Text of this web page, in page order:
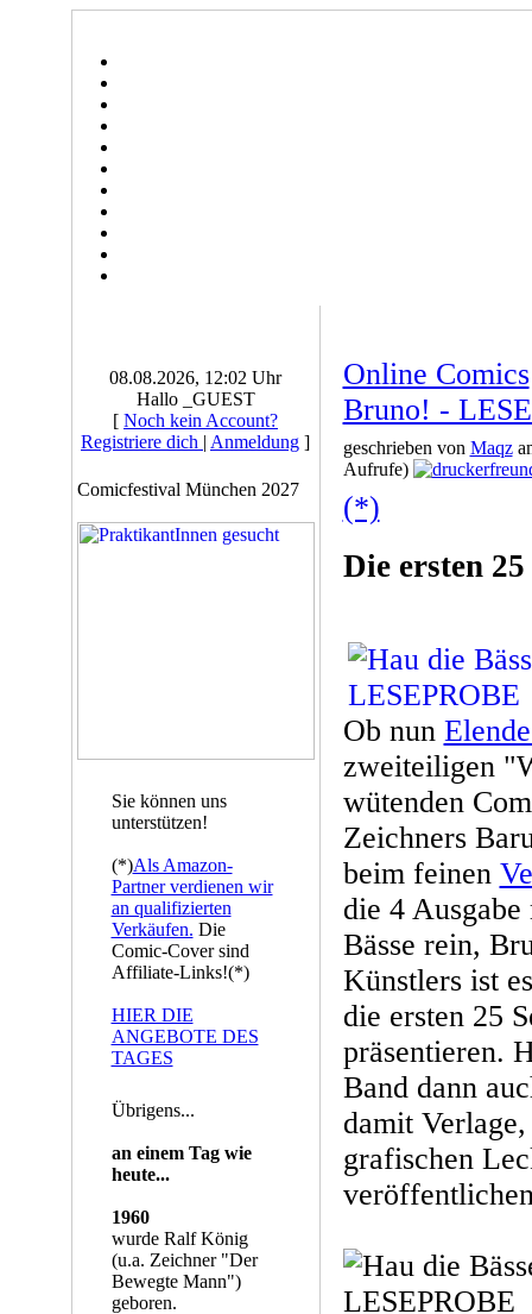
08.08.2026, 12:02 Uhr
Hallo _GUEST
[ Noch kein Account?
Registriere dich | Anmeldung ]
Comicfestival München 2027
Sie können uns
unterstützen!
(*)Als Amazon-
Partner verdienen wir
an qualifizierten
Verkäufen. Die
Comic-Cover sind
Affiliate-Links!(*)
HIER DIE
ANGEBOTE DES
TAGES
Übrigens...
an einem Tag wie
heute...
1960
wurde Ralf König
(u.a. Zeichner "Der
Bewegte Mann")
geboren.
Online Comics
Bruno! -
geschrieben von Maqz
Aufrufe)
(*)
Die ersten 25
Ob nun
zweiteiligen
wütenden
Zeichners
beim feinen
die 4
Bässe rein,
Künstlers ist
die ersten 25
präsentieren.
Band dann
damit
grafischen